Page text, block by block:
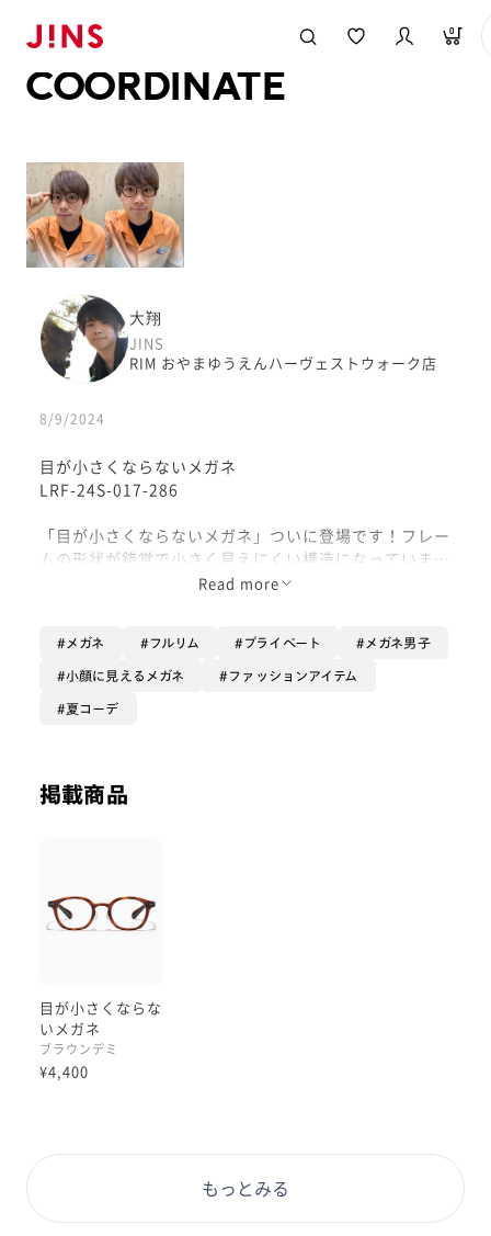
0
COORDINATE
大翔
JINS
RIM おやまゆうえんハーヴェストウォーク店
8/9/2024
目が小さくならないメガネ
LRF-24S-017-286
「目が小さくならないメガネ」ついに登場です！フレー
ムの形状が錯覚で小さく見えにくい構造になっていま
す！度数が強い方や目が小さく見えたくない方に大変お
オプションは【極薄レンズ】です！フレームだけでなく
レンズでも目が小さくならないようにできるのでおすす
めです！ぜひ！
Read more
メガネ フルリム プライベート メガネ男子
小顔に見えるメガネ ファッションアイテム
夏コーデ
掲載商品
目が小さくならな
いメガネ
ブラウンデミ
¥4,400
もっとみる